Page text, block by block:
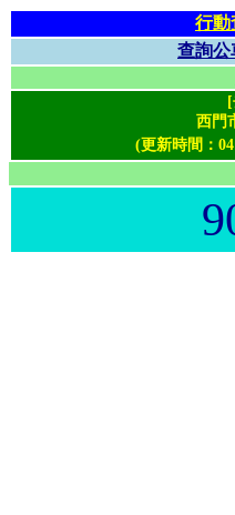
行動
查詢公
西門
(更新時間：